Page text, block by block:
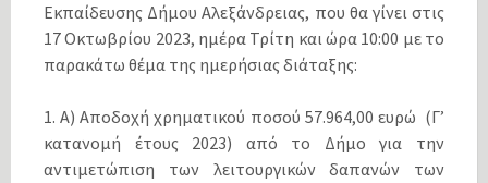
Εκπαίδευσης Δήμου Αλεξάνδρειας, που θα γίνει στις
17 Οκτωβρίου 2023, ημέρα Τρίτη και ώρα 10:00 με το
παρακάτω θέμα της ημερήσιας διάταξης:
1. Α) Αποδοχή χρηματικού ποσού 57.964,00 ευρώ (Γ’
κατανομή έτους 2023) από το Δήμο για την
αντιμετώπιση των λειτουργικών δαπανών των